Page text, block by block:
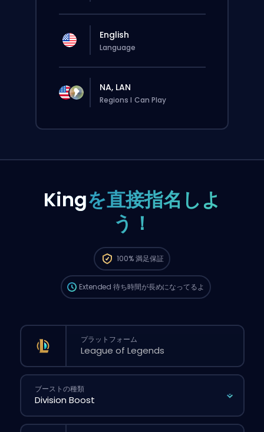
English
Language
NA, LAN
Regions I Can Play
Kingを直接指名しよ
う！
100%満足保証
から、サイトから普通に注文するより待ち時間
が長くなる可能性があるよ。
Extended 待ち時間が長めになってるよ
プラットフォーム
ブーストの種類